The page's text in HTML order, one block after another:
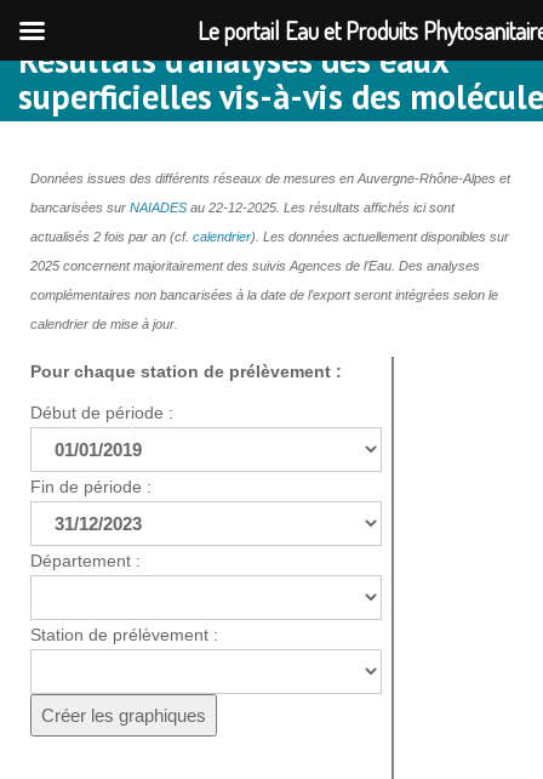
Résultats d’analyses des eaux
superficielles vis-à-vis des
phytosanitaires
Données issues des différents réseaux de mesures en Auvergne-Rhône-Alpes et
bancarisées sur NAIADES au 22-12-2025. Les résultats affichés ici sont
actualisés 2 fois par an (cf. calendrier). Les données actuellement disponibles sur
2025 concernent majoritairement des suivis Agences de l’Eau. Des analyses
complémentaires non bancarisées à la date de l’export seront intégrées selon le
calendrier de mise à jour.
Pour chaque station de prélèvement :
Début de période :
Fin de période :
Département :
Station de prélèvement :
Le portail Eau et Produits